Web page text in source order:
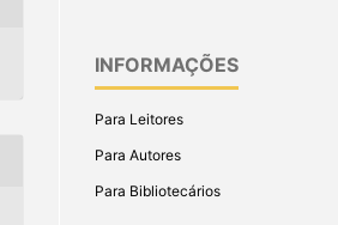
INFORMAÇÕES
Para Leitores
Para Autores
Para Bibliotecários